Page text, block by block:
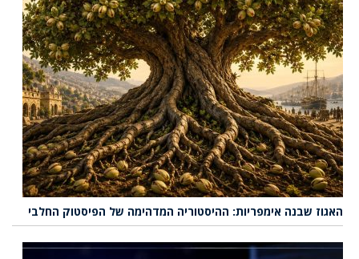
האגוז שבנה אימפריות: ההיסטוריה המדהימה של הפיסטוק החלבי